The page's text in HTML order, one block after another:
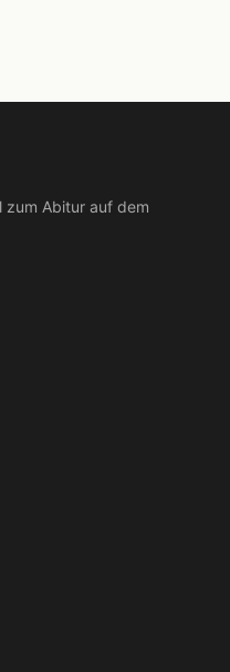
zum Abitur auf dem